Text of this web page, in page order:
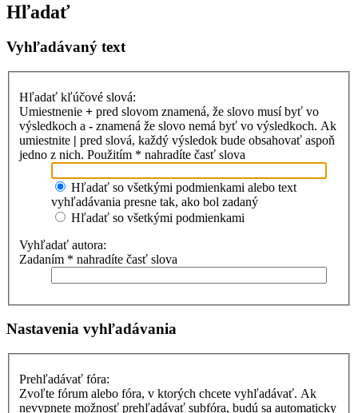
Hľadať
Vyhľadávaný text
Hľadať kľúčové slová:
Umiestnenie + pred slovom znamená, že slovo musí byť vo
výsledkoch a - znamená že slovo nemá byť vo výsledkoch. Ak
umiestnite | pred slová, každý výsledok bude obsahovať aspoň
jedno z nich. Použitím * nahradíte časť slova
Hľadať so všetkými podmienkami alebo text
vyhľadávania presne tak, ako bol zadaný
Hľadať so všetkými podmienkami
Vyhľadať autora:
Zadaním * nahradíte časť slova
Nastavenia vyhľadávania
Prehľadávať fóra:
Zvoľte fórum alebo fóra, v ktorých chcete vyhľadávať. Ak
nevypnete možnosť prehľadávať subfóra, budú sa automaticky